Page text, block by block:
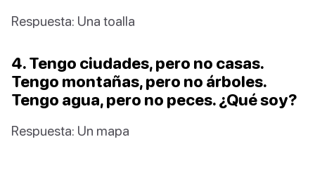
Respuesta: Una toalla
4. Tengo ciudades, pero no casas.
Tengo montañas, pero no árboles.
Tengo agua, pero no peces. ¿Qué soy?
Respuesta: Un mapa